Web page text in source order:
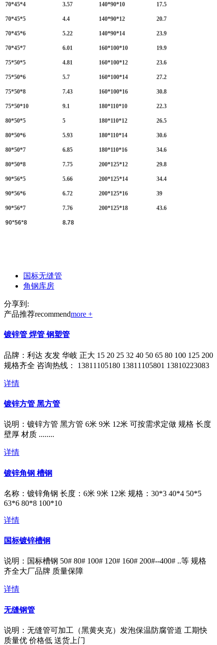
70*45*4 3.57 140*90*10 17.5
70*45*5 4.4 140*90*12 20.7
70*45*6 5.22 140*90*14 23.9
70*45*7 6.01 160*100*10 19.9
75*50*5 4.81 160*100*12 23.6
75*50*6 5.7 160*100*14 27.2
75*50*8 7.43 160*100*16 30.8
75*50*10 9.1 180*110*10 22.3
80*50*5 5 180*110*12 26.5
80*50*6 5.93 180*110*14 30.6
80*50*7 6.85 180*110*16 34.6
80*50*8 7.75 200*125*12 29.8
90*56*5 5.66 200*125*14 34.4
90*56*6 6.72 200*125*16 39
90*56*7 7.76 200*125*18 43.6
90*56*8 8.78
国标无缝管
角钢库房
分享到:
产品推荐recommendmore +
镀锌管 焊管 钢塑管
品牌：利达 友发 华岐 正大 15 20 25 32 40 50 65 80 100 125 200
规格齐全 咨询热线： 13811105180 13811105801 13810223083
详情
镀锌方管 黑方管
说明：镀锌方管 黑方管 6米 9米 12米 可按需求定做 规格 长度
壁厚 材质 ........
详情
镀锌角钢 槽钢
名称：镀锌角钢 长度：6米 9米 12米 规格：30*3 40*4 50*5
63*6 80*8 100*10
详情
国标镀锌槽钢
说明：国标槽钢 50# 80# 100# 120# 160# 200#--400# ..等 规格
齐全大厂品牌 质量保障
详情
无缝钢管
说明：无缝管可加工（黑黄夹克）发泡保温防腐管道 工期快
质量优 价格低 送货上门